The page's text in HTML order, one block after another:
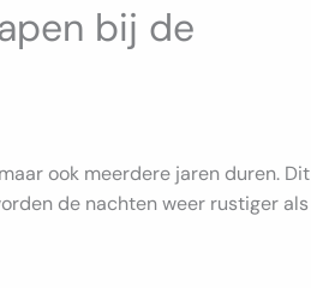
bij de
ook meerdere jaren duren. Dit
de nachten weer rustiger als